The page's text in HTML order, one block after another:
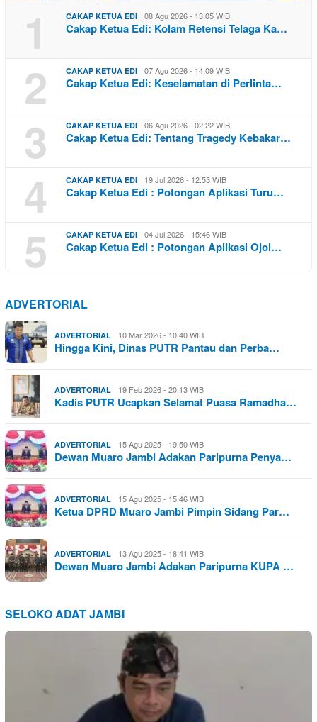
1 CAKAP KETUA EDI 08 Agu 2026 - 13:05 WIB
Cakap Ketua Edi: Kolam Retensi Telaga Ka…
2 CAKAP KETUA EDI 07 Agu 2026 - 14:09 WIB
Cakap Ketua Edi: Keselamatan di Perlinta…
3 CAKAP KETUA EDI 06 Agu 2026 - 02:22 WIB
Cakap Ketua Edi: Tentang Tragedy Kebakar…
4 CAKAP KETUA EDI 19 Jul 2026 - 12:53 WIB
Cakap Ketua Edi : Potongan Aplikasi Turu…
5 CAKAP KETUA EDI 04 Jul 2026 - 15:46 WIB
Cakap Ketua Edi : Potongan Aplikasi Ojol…
ADVERTORIAL
ADVERTORIAL 10 Mar 2026 - 10:40 WIB
Hingga Kini, Dinas PUTR Pantau dan Perba…
ADVERTORIAL 19 Feb 2026 - 20:13 WIB
Kadis PUTR Ucapkan Selamat Puasa Ramadha…
ADVERTORIAL 15 Agu 2025 - 19:50 WIB
Dewan Muaro Jambi Adakan Paripurna Penya…
ADVERTORIAL 15 Agu 2025 - 15:46 WIB
Ketua DPRD Muaro Jambi Pimpin Sidang Par…
ADVERTORIAL 13 Agu 2025 - 18:41 WIB
Dewan Muaro Jambi Adakan Paripurna KUPA …
SELOKO ADAT JAMBI